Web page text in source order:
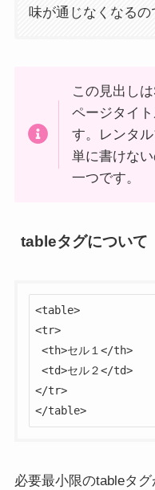
味が通じなくなるの
この見出し
ページタイ
す。レンタ
単に書けな
一つです。
tableタグについて
<table>
<tr>
</tr>
</table>
必要最小限のtableタ